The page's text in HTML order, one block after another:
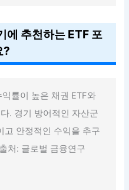
에 추천하는 ETF 포
?
률이 높은 채권 ETF와
. 경기 방어적인 자산군
고 안정적인 수익을 추구
처: 글로벌 금융연구